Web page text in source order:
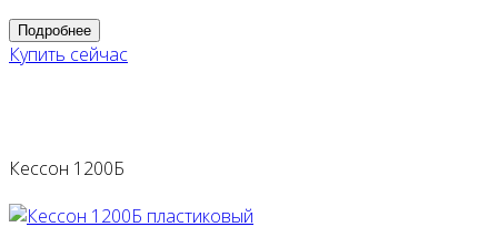
Подробнее
Купить сейчас
Кессон 1200Б